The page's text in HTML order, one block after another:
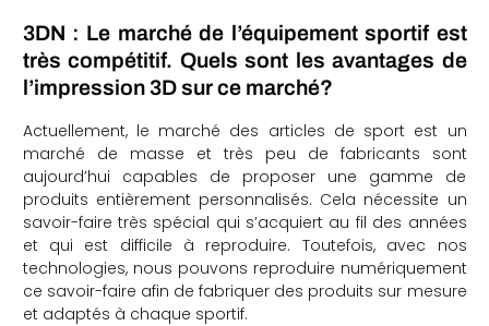
3DN : Le marché de l’équipement sportif est
très compétitif. Quels sont les avantages de
l’impression 3D sur ce marché?
Actuellement, le marché des articles de sport est un
marché de masse et très peu de fabricants sont
aujourd’hui capables de proposer une gamme de
produits entièrement personnalisés. Cela nécessite un
savoir-faire très spécial qui s’acquiert au fil des années
et qui est difficile à reproduire. Toutefois, avec nos
technologies, nous pouvons reproduire numériquement
ce savoir-faire afin de fabriquer des produits sur mesure
et adaptés à chaque sportif.